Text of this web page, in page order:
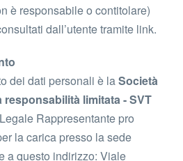
è responsabile o contitolare)
dall’utente tramite link.
dei dati personali è laSocietà
limitata - SVT
Rappresentante pro
la carica presso la sede
a questo indirizzo: Viale